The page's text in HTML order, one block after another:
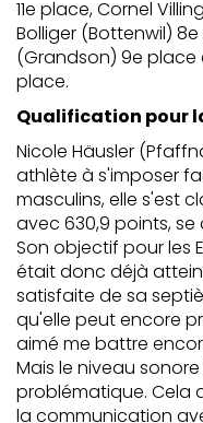
11e place, Cornel
Bolliger (Bottenwil)
(Grandson) 9e place
place.
Qualification pour
Nicole Häusler
athlète à s'imposer
masculins, elle s'est
avec 630,9 points, se
Son objectif pour les
était donc déjà
satisfaite de sa
qu'elle peut encore
aimé me battre
Mais le niveau
problématique. Cela
la communication